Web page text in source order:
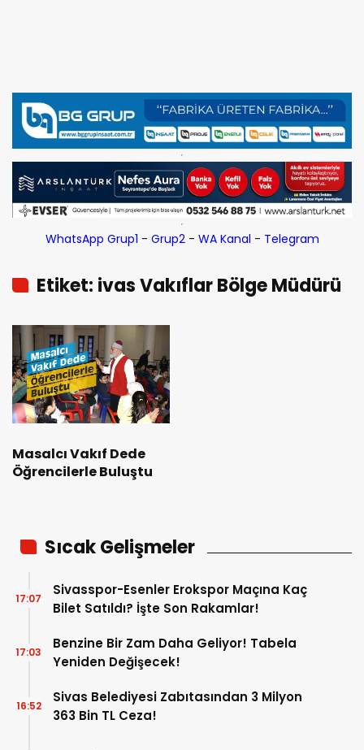
WhatsApp Grup1 - Grup2- WA Kanal - Telegram
Etiket: ivas Vakıflar Bölge Müdürü
Masalcı Vakıf Dede
Öğrencilerle Buluştu
Sıcak Gelişmeler
Sivasspor-Esenler Erokspor Maçına Kaç
Bilet Satıldı? İşte Son Rakamlar!
17:07
Benzine Bir Zam Daha Geliyor! Tabela
Yeniden Değişecek!
17:03
Sivas Belediyesi Zabıtasından 3 Milyon
363 Bin TL Ceza!
16:52